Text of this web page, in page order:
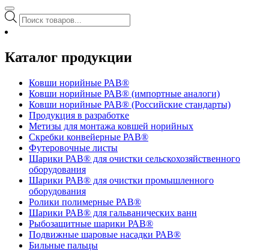
Поиск
товаров
Каталог продукции
Ковши норийные РАВ®
Ковши норийные РАВ® (импортные аналоги)
Ковши норийные РАВ® (Российские стандарты)
Продукция в разработке
Метизы для монтажа ковшей норийных
Скребки конвейерные РАВ®
Футеровочные листы
Шарики РАВ® для очистки сельскохозяйственного
оборудования
Шарики РАВ® для очистки промышленного
оборудования
Ролики полимерные РАВ®
Шарики РАВ® для гальванических ванн
Рыбозащитные шарики РАВ®
Подвижные шаровые насадки РАВ®
Бильные пальцы